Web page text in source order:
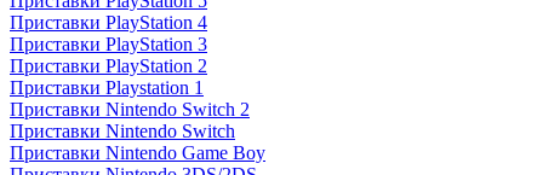
Приставки PlayStation 4
Приставки PlayStation 3
Приставки PlayStation 2
Приставки Playstation 1
Приставки Nintendo Switch 2
Приставки Nintendo Switch
Приставки Nintendo Game Boy